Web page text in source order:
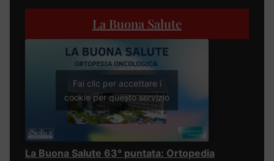
La Buona Salute
Fai clic per accettare i
cookie per questo servizio
La Buona Salute 63° puntata: Ortopedia